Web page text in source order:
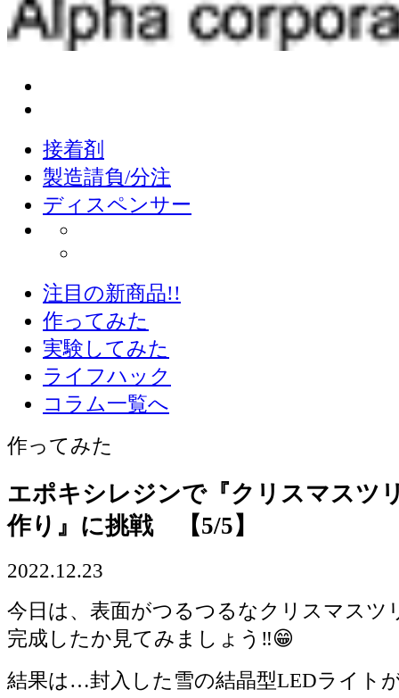
接着剤
製造請負/分注
ディスペンサー
注目の新商品!!
作ってみた
実験してみた
ライフハック
コラム一覧へ
作ってみた
エポキシレジンで『クリスマスツ
作り』に挑戦 【5/5】
2022.12.23
今日は、表面がつるつるなクリスマスツ
完成したか見てみましょう‼️😁
結果は…封入した雪の結晶型LEDライト